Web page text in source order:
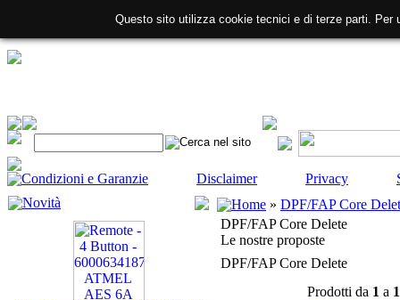
Condizioni e Garanzie Disclaimer Privacy
Novità
Home » DPF/FAP Core
DPF/FAP Core Delete
Le nostre proposte
DPF/FAP Core Delete
Prodotti da 1 a 1
Questo sito utilizza cookie tecnici e di terze parti.